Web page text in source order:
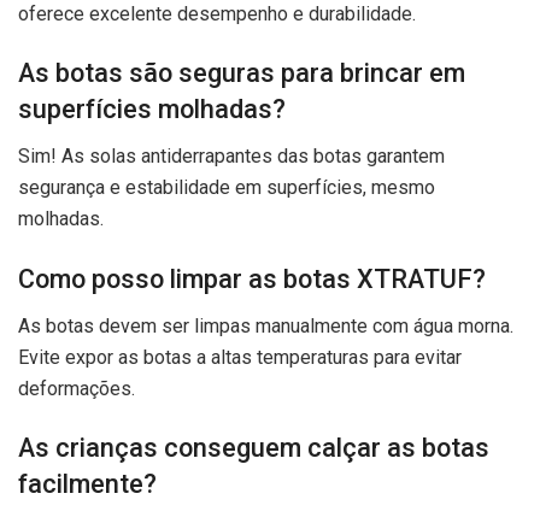
oferece excelente desempenho e durabilidade.
As botas são seguras para brincar em
superfícies molhadas?
Sim! As solas antiderrapantes das botas garantem
segurança e estabilidade em superfícies, mesmo
molhadas.
Como posso limpar as botas XTRATUF?
As botas devem ser limpas manualmente com água morna.
Evite expor as botas a altas temperaturas para evitar
deformações.
As crianças conseguem calçar as botas
facilmente?